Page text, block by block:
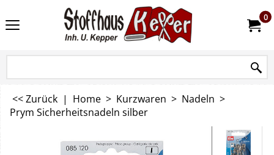
0
<< Zurück | Home > Kurzwaren > Nadeln >
Prym Sicherheitsnadeln silber